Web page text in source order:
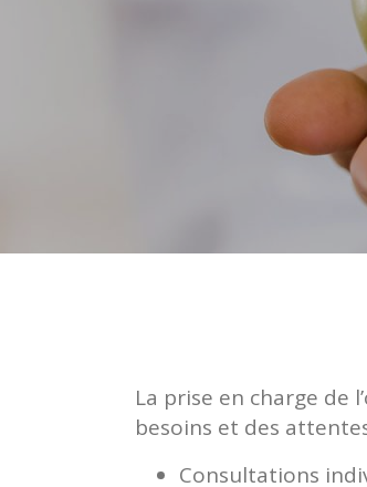
La prise en charge de
besoins et des
Consultations